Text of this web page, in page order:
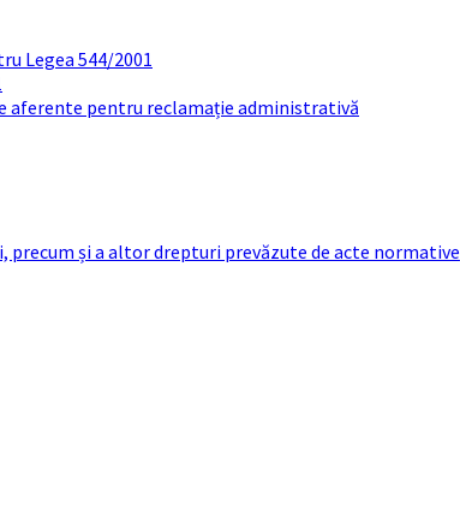
Legea 544/2001
aferente pentru reclamație administrativă
și a altor drepturi prevăzute de acte normative